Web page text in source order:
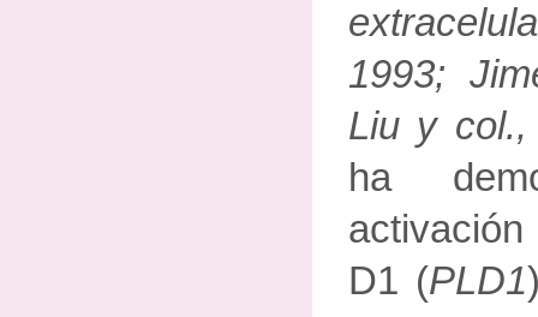
1993;
Liu y col.,
ha
D1 (PLD1